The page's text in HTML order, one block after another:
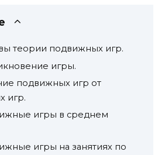
теории подвижных игр.
игры.
подвижных игр от
игр.
игры в среднем
игры на занятиях по